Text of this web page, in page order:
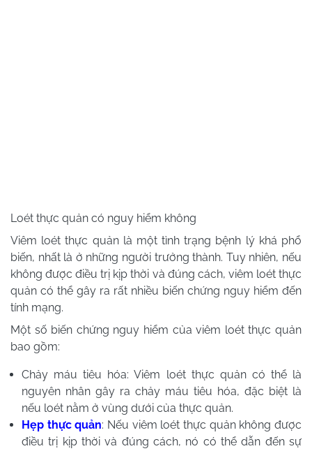
Loét thực quản có nguy hiểm không
Viêm loét thực quản là một tình trạng bệnh lý khá phổ
biến, nhất là ở những người trưởng thành. Tuy nhiên, nếu
không được điều trị kịp thời và đúng cách, viêm loét thực
quản có thể gây ra rất nhiều biến chứng nguy hiểm đến
tính mạng.
Một số biến chứng nguy hiểm của viêm loét thực quản
bao gồm:
Chảy máu tiêu hóa: Viêm loét thực quản có thể là
nguyên nhân gây ra chảy máu tiêu hóa, đặc biệt là
nếu loét nằm ở vùng dưới của thực quản.
Hẹp thực quản: Nếu viêm loét thực quản không được
điều trị kịp thời và đúng cách, nó có thể dẫn đến sự